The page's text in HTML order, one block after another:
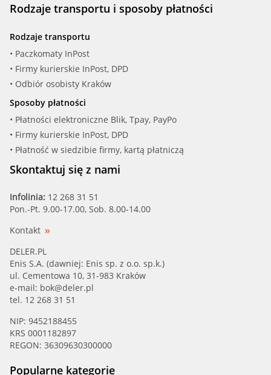
Rodzaje transportu i sposoby płatności
Rodzaje transportu
• Paczkomaty InPost
• Firmy kurierskie InPost, DPD
• Odbiór osobisty Kraków
Sposoby płatności
• Płatności elektroniczne Blik, Tpay, PayPo
• Firmy kurierskie InPost, DPD
• Płatność w siedzibie firmy, kartą płatniczą
Skontaktuj się z nami
Infolinia: 12 268 31 51
Pon.-Pt. 9.00-17.00, Sob. 8.00-14.00
Kontakt
DELER.PL
Enis S.A. (dawniej: Enis sp. z o.o. sp.k.)
ul. Cementowa 10, 31-983 Kraków
e-mail: bok@deler.pl
tel. 12 268 31 51
NIP: 9452188455
KRS 0001182897
REGON: 36309630300000
Popularne kategorie